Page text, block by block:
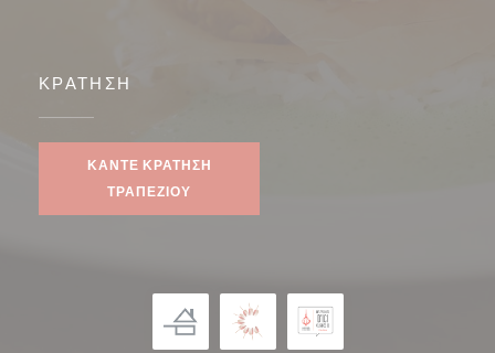
ΚΡΆΤΗΣΗ
ΚΆΝΤΕ ΚΡΆΤΗΣΗ
ΤΡΑΠΕΖΙΟΎ